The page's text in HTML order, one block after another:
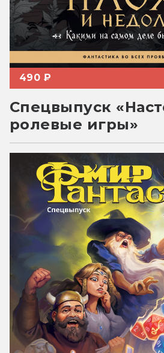
490 ₽
Спецвыпуск
ролевые игры»